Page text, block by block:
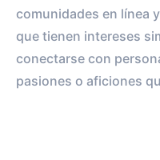
comunidades en línea
que tienen intereses
conectarse con
pasiones o aficiones